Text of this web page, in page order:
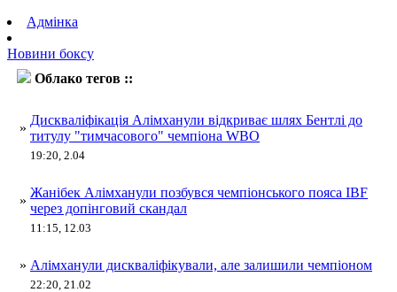
Адмінка
Новини боксу
Облако тегов ::
»
Дискваліфікація Алімханули відкриває шлях Бентлі до
титулу "тимчасового" чемпіона WBO
19:20, 2.04
»
Жанібек Алімханули позбувся чемпіонського пояса IBF
через допінговий скандал
11:15, 12.03
» Алімханули дискваліфікували, але залишили чемпіоном
22:20, 21.02